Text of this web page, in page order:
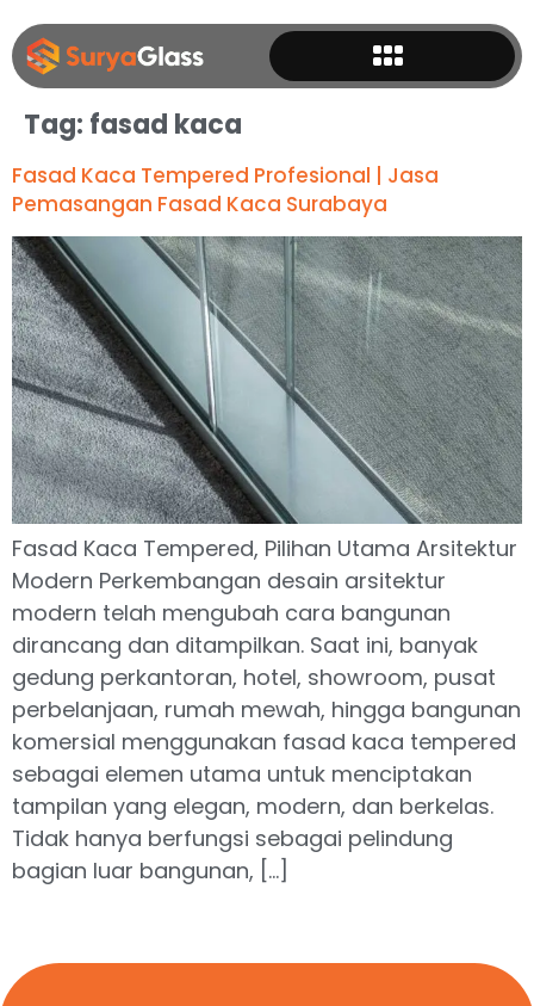
Tag: fasad kaca
Fasad Kaca Tempered Profesional | Jasa
Pemasangan Fasad Kaca Surabaya
Fasad Kaca Tempered, Pilihan Utama Arsitektur
Modern Perkembangan desain arsitektur
modern telah mengubah cara bangunan
dirancang dan ditampilkan. Saat ini, banyak
gedung perkantoran, hotel, showroom, pusat
perbelanjaan, rumah mewah, hingga bangunan
komersial menggunakan fasad kaca tempered
sebagai elemen utama untuk menciptakan
tampilan yang elegan, modern, dan berkelas.
Tidak hanya berfungsi sebagai pelindung
bagian luar bangunan, […]